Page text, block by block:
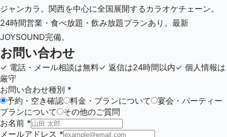
ジャンカラ。関西を中心に全国展開するカラオケチェーン。
24時間営業・食べ放題・飲み放題プランあり。最新
JOYSOUND完備。
お問い合わせ
✓ 電話・メール相談は無料✓ 返信は24時間以内✓ 個人情報は
厳守
お問い合わせ種別 *
予約・空き確認
料金・プランについて
宴会・パーティー
プランについて
その他のご質問
お名前 *
メールアドレス *